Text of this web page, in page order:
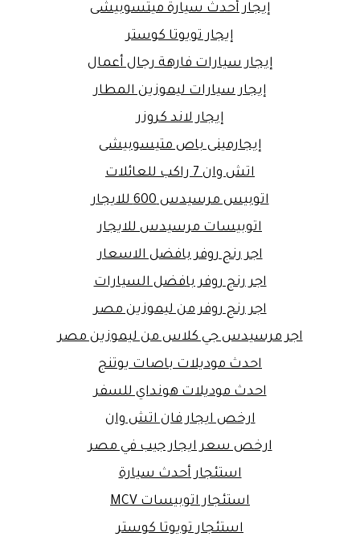
إيجار أحدث سيارة ميتسوبيشى
إيجار تويوتا كوستر
إيجار سيارات فارهة رجال أعمال
إيجار سيارات ليموزين المطار
إيجار لاند كروزر
إيجارمينى باص متيسوبيشى
اتش وان 7 راكب للعائلات
اتوبيس مرسيدس 600 للايجار
اتوبيسات مرسيدس للايجار
اجر رنج روفر بافضل الاسعار
اجر رنج روفر بافضل السيارات
اجر رنج روفر من ليموزين مصر
اجر مرسيدس جي كلاس من ليموزين مصر
احدث موديلات باصات يوتنج
احدث موديلات هونداي للسفر
ارخص ايجار فان اتش وان
ارخص سعر ايجار جيب في مصر
استئجار أحدث سيارة
استئجار اتوبيسات MCV
استئجار تويوتا كوستر